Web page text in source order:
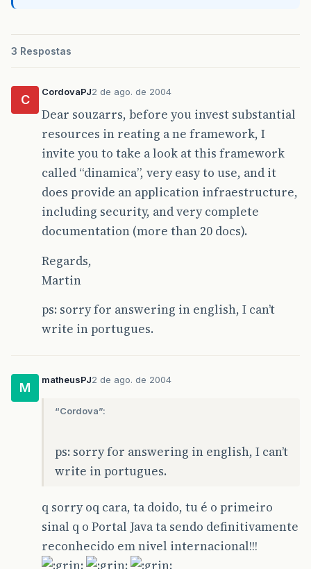
3 Respostas
C
CordovaPJ2 de ago. de 2004
Dear souzarrs, before you invest substantial
resources in reating a ne framework, I
invite you to take a look at this framework
called “dinamica”, very easy to use, and it
does provide an application infraestructure,
including security, and very complete
documentation (more than 20 docs).
Regards,
Martin
ps: sorry for answering in english, I can’t
write in portugues.
M
matheusPJ2 de ago. de 2004
“Cordova”:
ps: sorry for answering in english, I can’t
write in portugues.
q sorry oq cara, ta doido, tu é o primeiro
sinal q o Portal Java ta sendo definitivamente
reconhecido em nivel internacional!!!